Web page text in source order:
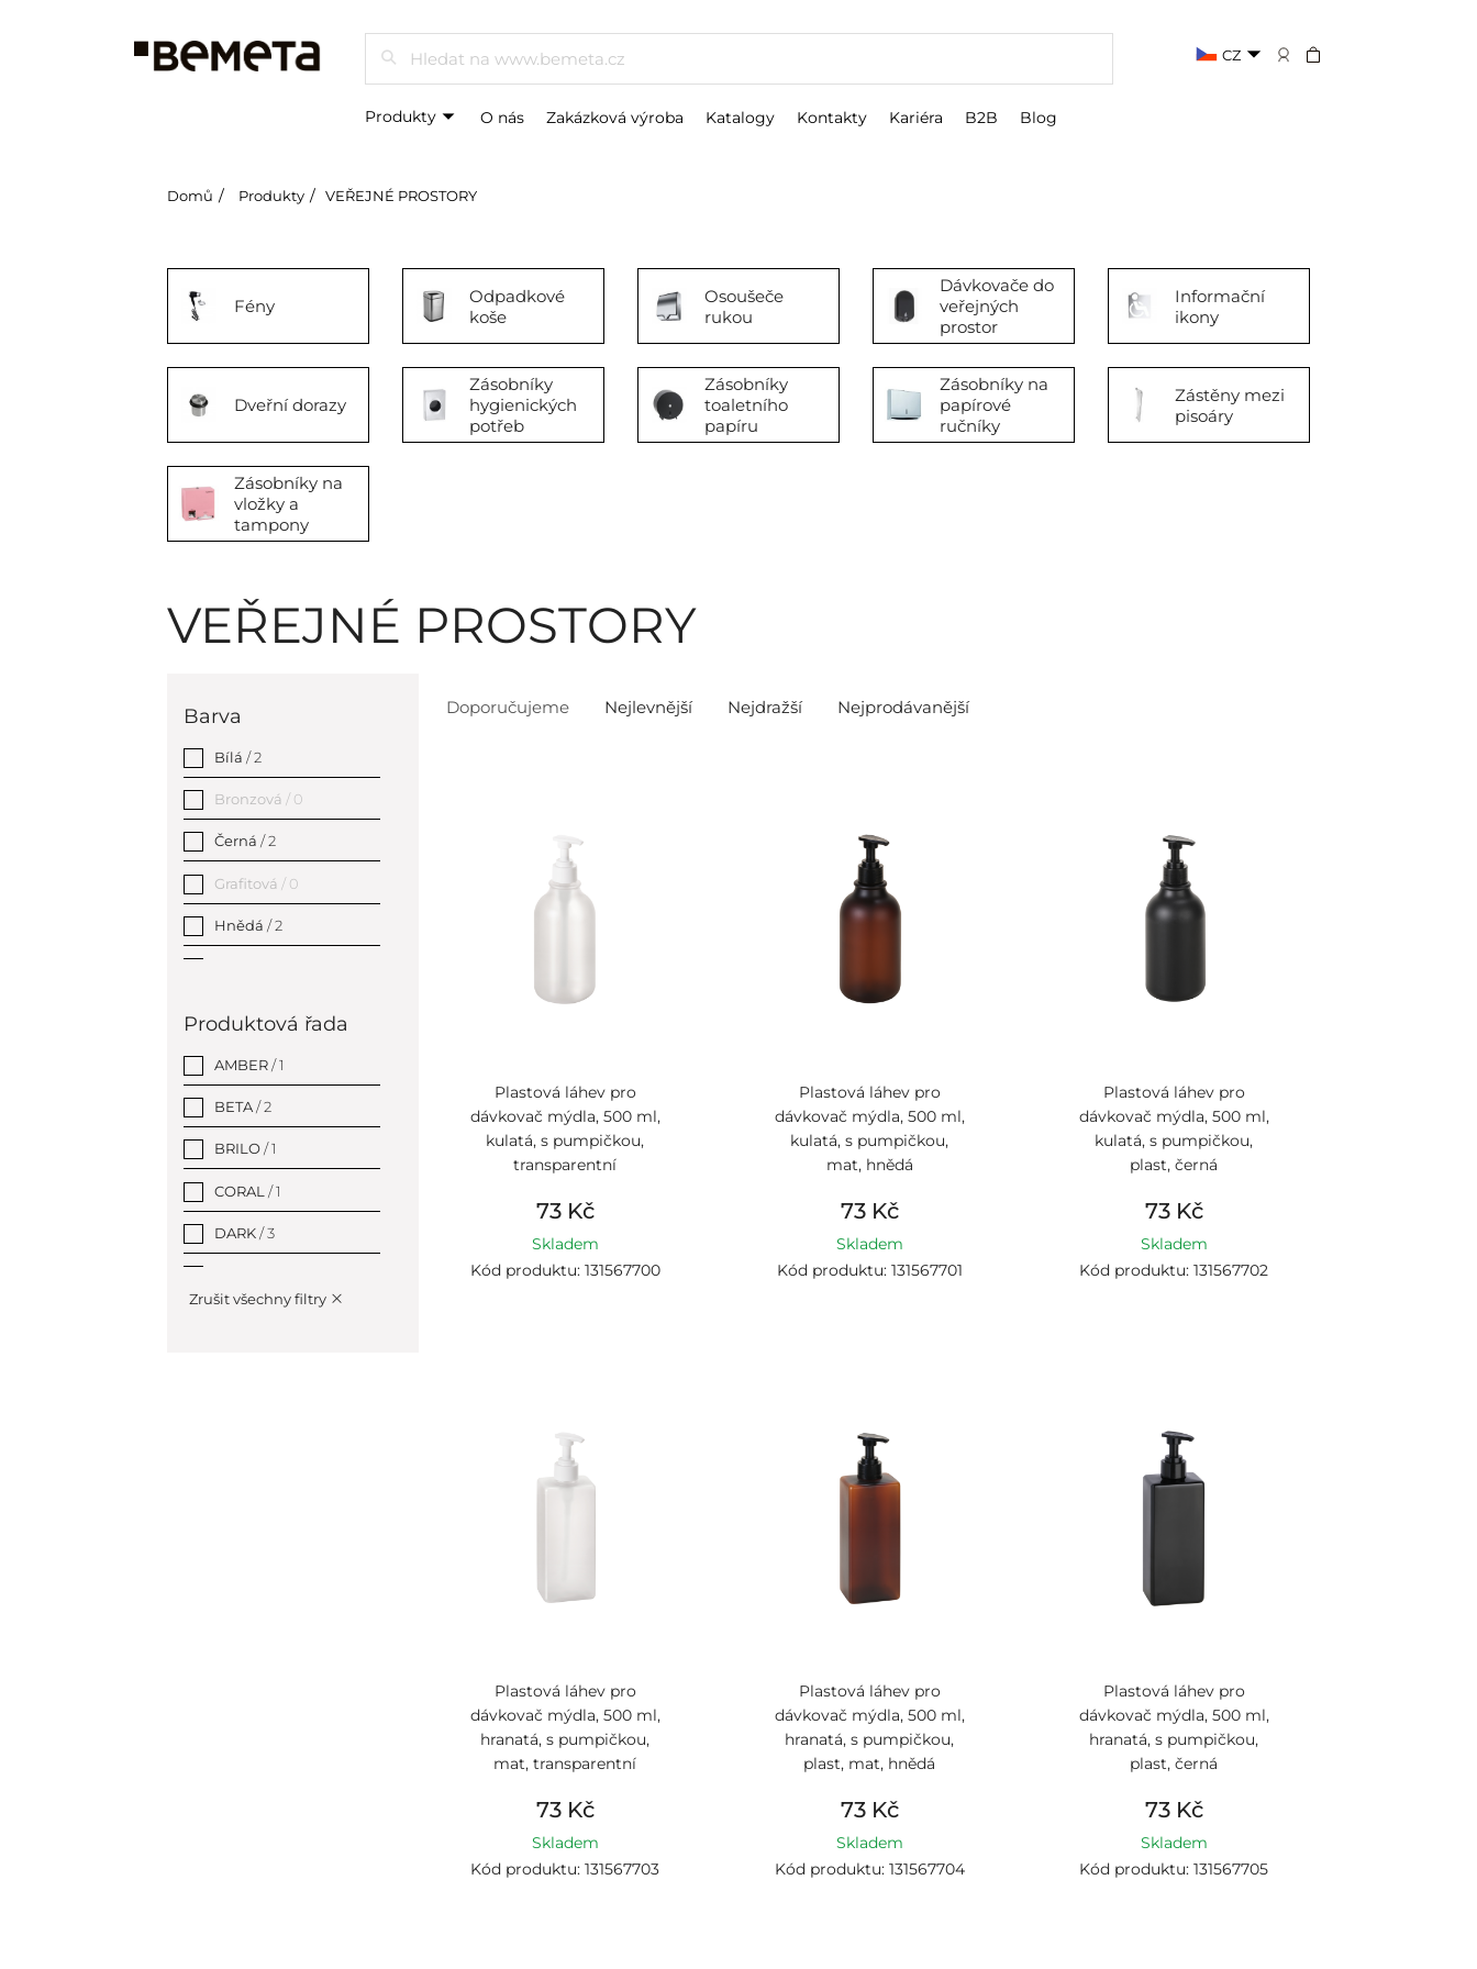
Hledat
Produkty O nás Zakázková výroba Katalogy Kontakty Kariéra B2B Blog
CZ
Domů Produkty VEŘEJNÉ PROSTORY
Fény
Odpadkové
koše
Osoušeče
rukou
Dávkovače do
veřejných
prostor
Informační
ikony
Dveřní dorazy
Zásobníky
hygienických
potřeb
Zásobníky
toaletního
papíru
Zásobníky na
papírové
ručníky
Zástěny mezi
pisoáry
Zásobníky na
vložky a
tampony
VEŘEJNÉ PROSTORY
Barva
Bílá / 2
Bronzová / 0
Černá / 2
Grafitová / 0
Hnědá / 2
Produktová řada
AMBER/ 1
BETA/ 2
BRILO/ 1
CORAL / 1
DARK/ 3
Zrušit všechny filtry
Doporučujeme Nejlevnější Nejdražší Nejprodávanější
Plastová láhev pro
dávkovač mýdla, 500 ml,
kulatá, s pumpičkou,
transparentní
73 Kč
Skladem
Kód produktu: 131567700
Plastová láhev pro
dávkovač mýdla, 500 ml,
kulatá, s pumpičkou,
mat, hnědá
73 Kč
Skladem
Kód produktu: 131567701
Plastová láhev pro
dávkovač mýdla, 500 ml,
kulatá, s pumpičkou,
plast, černá
73 Kč
Skladem
Kód produktu: 131567702
Plastová láhev pro
dávkovač mýdla, 500 ml,
hranatá, s pumpičkou,
mat, transparentní
73 Kč
Skladem
Kód produktu: 131567703
Plastová láhev pro
dávkovač mýdla, 500 ml,
hranatá, s pumpičkou,
plast, mat, hnědá
73 Kč
Skladem
Kód produktu: 131567704
Plastová láhev pro
dávkovač mýdla, 500 ml,
hranatá, s pumpičkou,
plast, černá
73 Kč
Skladem
Kód produktu: 131567705